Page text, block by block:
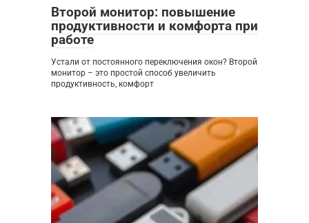
Второй монитор: повышение
продуктивности и комфорта при
работе
Устали от постоянного переключения окон? Второй
монитор – это простой способ увеличить
продуктивность, комфорт